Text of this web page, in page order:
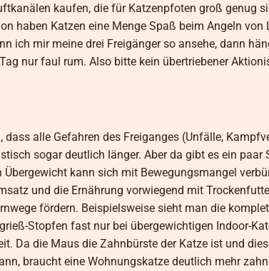
kaufen, die für Katzenpfoten groß genug
haben Katzen eine Menge Spaß beim Angeln von
ich mir meine drei Freigänger so ansehe, dann
nur faul rum. Also bitte kein übertriebener
alle Gefahren des Freiganges (Unfälle,
sogar deutlich länger. Aber da gibt es ein paar
kann sich mit Bewegungsmangel
und die Ernährung vorwiegend mit
fördern. Beispielsweise sieht man die
Stopfen fast nur bei übergewichtigen Indoor-
Da die Maus die Zahnbürste der Katze ist und
braucht eine Wohnungskatze deutlich mehr